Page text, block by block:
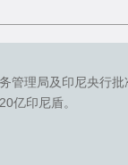
管理局及印尼央行
亿印尼盾。